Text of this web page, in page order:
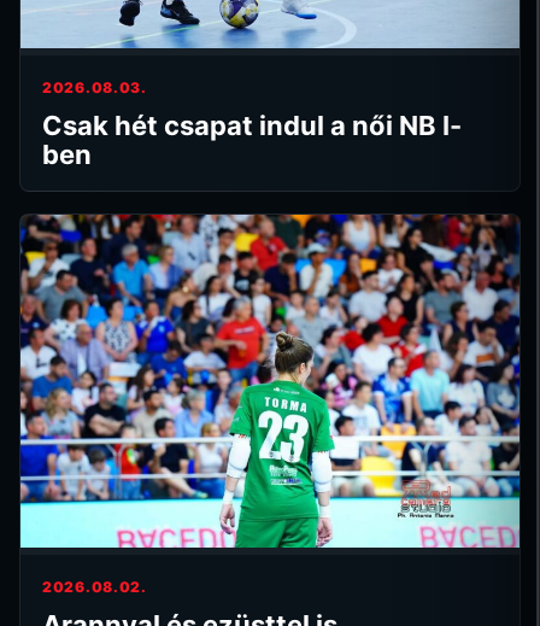
2026.08.03.
Csak hét csapat indul a női NB I-
ben
2026.08.02.